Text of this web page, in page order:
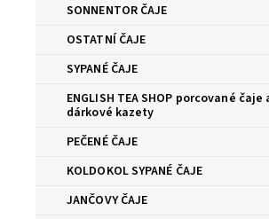
SONNENTOR ČAJE
OSTATNÍ ČAJE
SYPANÉ ČAJE
ENGLISH TEA SHOP porcované čaje
dárkové kazety
PEČENÉ ČAJE
KOLDOKOL SYPANÉ ČAJE
JANČOVY ČAJE